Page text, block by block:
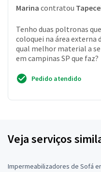
Marina contratou
Tenho duas poltronas
coloquei na área externa
qual melhor material a
em campinas SP que faz?
Pedido atendido
Veja serviços
Impermeabilizadores de Sofá